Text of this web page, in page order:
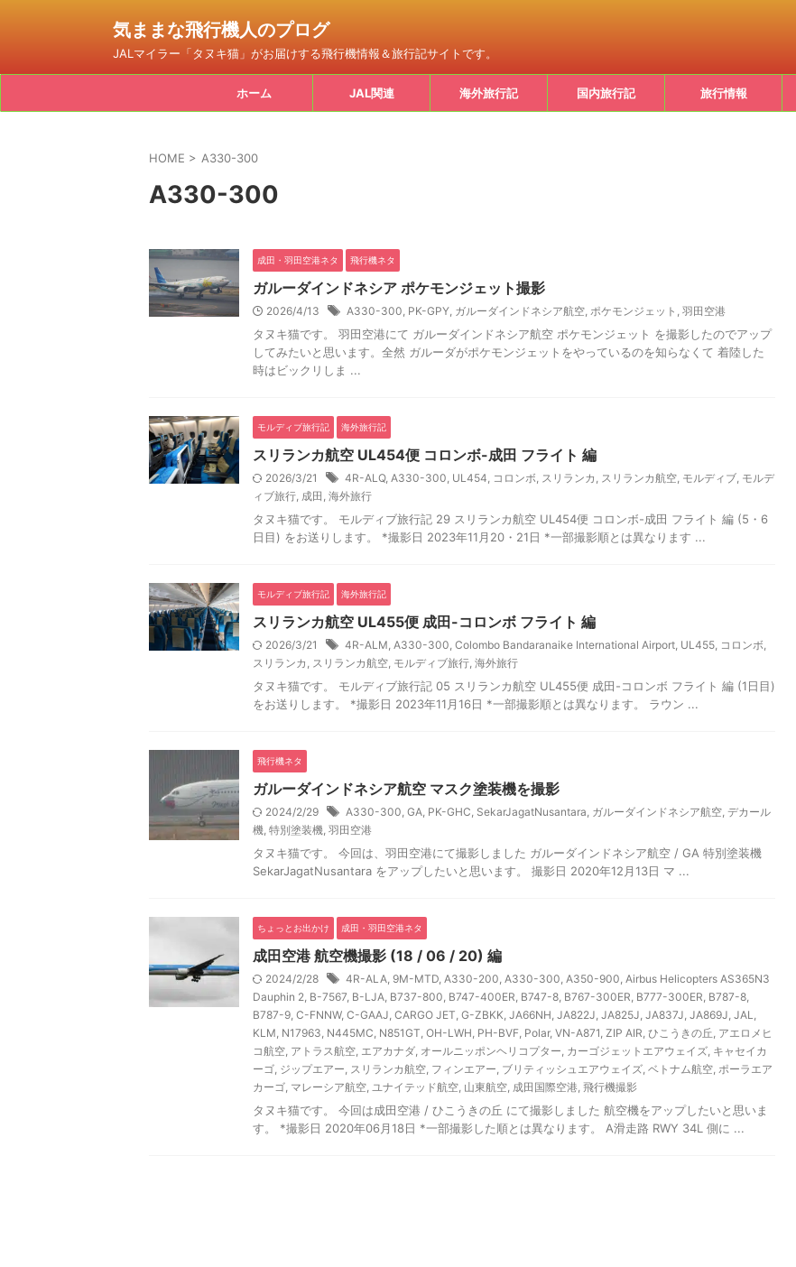
気ままな飛行機人のプログ
JALマイラー「タヌキ猫」がお届けする飛行機情報＆旅行記サイトです。
ホーム JAL関連 海外旅行記 国内旅行記 旅行情報
HOME > A330-300
A330-300
成田・羽田空港ネタ 飛行機ネタ
ガルーダインドネシア ポケモンジェット撮影
2026/4/13 A330-300, PK-GPY, ガルーダインドネシア航空, ポケモンジェット , 羽田空港
タヌキ猫です。 羽田空港にて ガルーダインドネシア航空 ポケモンジェット を撮影したのでアップ
してみたいと思います。全然 ガルーダがポケモンジェットをやっているのを知らなくて 着陸した
時はビックリしま ...
モルディブ旅行記 海外旅行記
スリランカ航空 UL454便 コロンボ-成田 フライト 編
2026/3/21 4R-ALQ, A330-300, UL454, コロンボ, スリランカ , スリランカ航空, モルディブ, モルデ
ィブ旅行, 成田 , 海外旅行
タヌキ猫です。 モルディブ旅行記 29 スリランカ航空 UL454便 コロンボ-成田 フライト 編 (5・6
日目) をお送りします。 *撮影日 2023年11月20・21日 *一部撮影順とは異なります ...
モルディブ旅行記 海外旅行記
スリランカ航空 UL455便 成田-コロンボ フライト 編
2026/3/21 4R-ALM, A330-300, Colombo Bandaranaike International Airport, UL455, コロンボ,
スリランカ , スリランカ航空, モルディブ旅行, 海外旅行
タヌキ猫です。 モルディブ旅行記 05 スリランカ航空 UL455便 成田-コロンボ フライト 編 (1日目)
をお送りします。 *撮影日 2023年11月16日 *一部撮影順とは異なります。 ラウン ...
飛行機ネタ
ガルーダインドネシア航空 マスク塗装機を撮影
2024/2/29 A330-300, GA, PK-GHC, SekarJagatNusantara, ガルーダインドネシア航空, デカール
機, 特別塗装機, 羽田空港
タヌキ猫です。 今回は、羽田空港にて撮影しました ガルーダインドネシア航空 / GA 特別塗装機
SekarJagatNusantara をアップしたいと思います。 撮影日 2020年12月13日 マ ...
ちょっとお出かけ 成田・羽田空港ネタ
成田空港 航空機撮影 (18 / 06 / 20) 編
2024/2/28 4R-ALA, 9M-MTD, A330-200, A330-300, A350-900, Airbus Helicopters AS365N3
Dauphin 2, B-7567, B-LJA, B737-800, B747-400ER, B747-8, B767-300ER, B777-300ER, B787-8,
B787-9, C-FNNW, C-GAAJ, CARGO JET, G-ZBKK, JA66NH, JA822J, JA825J, JA837J, JA869J, JAL,
KLM, N17963, N445MC, N851GT, OH-LWH, PH-BVF, Polar, VN-A871, ZIP AIR, ひこうきの丘, アエロメヒ
コ航空, アトラス航空, エアカナダ, オールニッポンヘリコプター, カーゴジェットエアウェイズ, キャセイカ
ーゴ, ジップエアー, スリランカ航空, フィンエアー, ブリティッシュエアウェイズ, ベトナム航空, ポーラエア
カーゴ, マレーシア航空, ユナイテッド航空, 山東航空, 成田国際空港, 飛行機撮影
タヌキ猫です。 今回は成田空港 / ひこうきの丘 にて撮影しました 航空機をアップしたいと思いま
す。 *撮影日 2020年06月18日 *一部撮影した順とは異なります。 A滑走路 RWY 34L 側に ...